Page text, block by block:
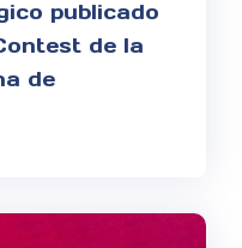
publicado
de la
de